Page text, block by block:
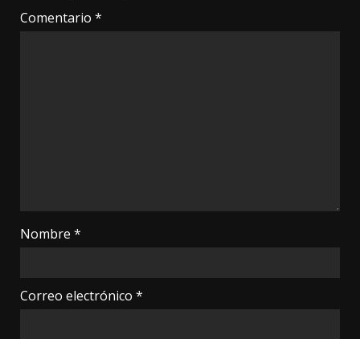
Comentario *
Nombre *
Correo electrónico *